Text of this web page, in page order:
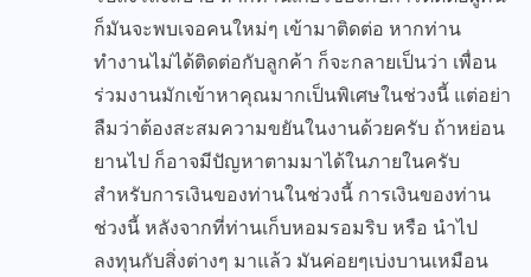
ก็มันจะพบเจอคนใหม่ๆ เข้ามาติดต่อ หากท่าน
ทำงานไม่ได้ติดต่อกับลูกค้า ก็จะกลายเป็นว่า เพื่อน
ร่วมงานมักเข้าหาคุณมากเป็นพิเศษในช่วงนี้ แต่อย่า
ลืมว่าต้องสะสมความขยันในงานด้วยครับ ถ้าหย่อน
ยานไป ก็อาจมีปัญหาตามมาได้ในภายในครับ
สำหรับการเงินของท่านในช่วงนี้ การเงินของท่าน
ช่วงนี้ หลังจากที่ท่านเก็บหอมรอมริบ หรือ นำไป
ลงทุนกับสิ่งต่างๆ มาแล้ว มันค่อยๆเบ่งบานเหมือน